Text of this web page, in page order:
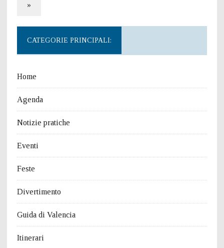
»
CATEGORIE PRINCIPALI:
Home
Agenda
Notizie pratiche
Eventi
Feste
Divertimento
Guida di Valencia
Itinerari